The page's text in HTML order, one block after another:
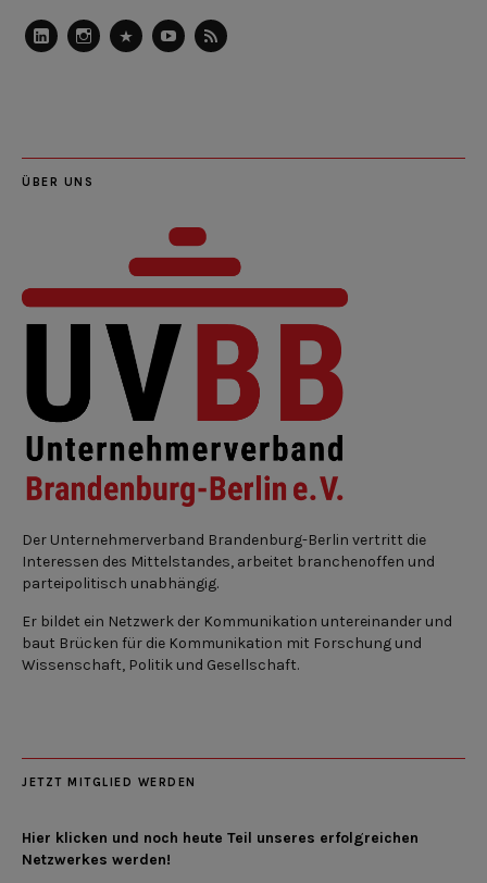
ÜBER UNS
Der Unternehmerverband Brandenburg-Berlin vertritt die
Interessen des Mittelstandes, arbeitet branchenoffen und
parteipolitisch unabhängig.
Er bildet ein Netzwerk der Kommunikation untereinander und
baut Brücken für die Kommunikation mit Forschung und
Wissenschaft, Politik und Gesellschaft.
JETZT MITGLIED WERDEN
Hier klicken und noch heute Teil unseres erfolgreichen
Netzwerkes werden!